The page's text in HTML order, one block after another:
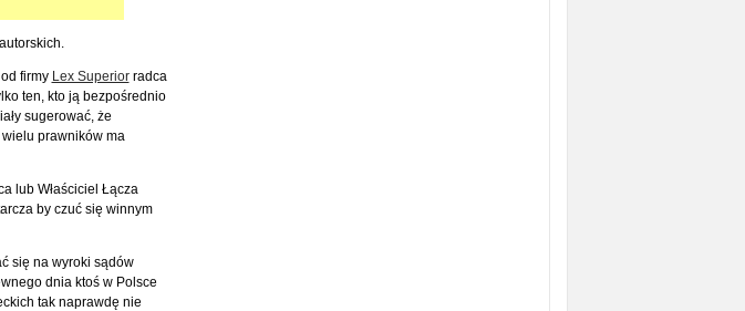
firmy Lex Superiorradca
ten, kto ją bezpośrednio
sugerować, że
prawników ma
lub Właściciel Łącza
by czuć się winnym
się na wyroki sądów
dnia ktoś w Polsce
tak naprawdę nie